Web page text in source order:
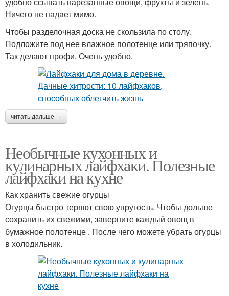
Ничего не падает мимо.
Чтобы разделочная доска не скользила по столу.
Подложите под нее влажное полотенце или тряпочку.
Так делают профи. Очень удобно.
читать дальше →
Необычные кухонных и
кулинарных лайфхаки. Полезные
лайфхаки на кухне
Как хранить свежие огурцы
Огурцы быстро теряют свою упругость. Чтобы дольше
сохранить их свежими, заверните каждый овощ в
бумажное полотенце . После чего можете убрать огурцы
в холодильник.